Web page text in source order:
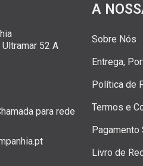
52 A
para rede
A
Sobre Nós
Entrega,
Política de
Termos e
Pagamento
Livro de